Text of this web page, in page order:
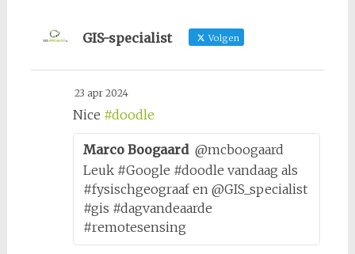
GIS-specialist Volgen
23 apr 2024
Nice #doodle
Marco Boogaard @mcboogaard
Leuk #Google #doodle vandaag als
#fysischgeograaf en @GIS_specialist
#gis #dagvandeaarde
#remotesensing